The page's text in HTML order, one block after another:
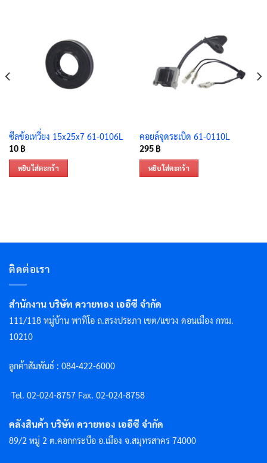
ซีลข้อเหวี่ยง 15x25x7 61-0106L
10 ฿
หยิบใส่ตะกร้า
คอยล์จุดระเบิด 61-0110L
295 ฿
หยิบใส่ตะกร้า
ติดต่อเรา
สำนักงาน บริษัท ควายทอง เออีซี จำกัด
111/118 หมู่บ้าน พาทิโอ ถ.สรงประภา เขต/แขวง ดอนเมือง กทม.
10210
ลูกค้าสัมพันธ์ : 084-422-6000
Tel. 02-024-8757 Fax. 02-024-8758
คลังสินค้า บริษัท ควายทอง เออีซี จำกัด
89/2 หมู่ 2 ต.คอกกระบือ อ.เมือง จ.สมุทรสาคร 74000